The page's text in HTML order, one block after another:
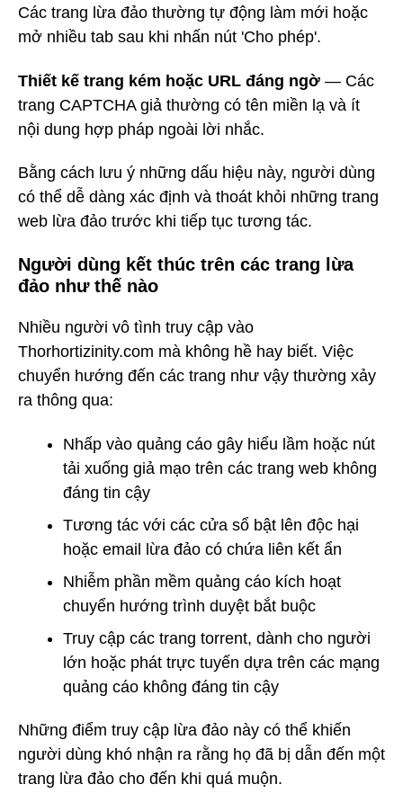
Các trang lừa đảo thường tự động làm mới hoặc
mở nhiều tab sau khi nhấn nút 'Cho phép'.
Thiết kế trang kém hoặc URL đáng ngờ — Các
trang CAPTCHA giả thường có tên miền lạ và ít
nội dung hợp pháp ngoài lời nhắc.
Bằng cách lưu ý những dấu hiệu này, người dùng
có thể dễ dàng xác định và thoát khỏi những trang
web lừa đảo trước khi tiếp tục tương tác.
Người dùng kết thúc trên các trang lừa
đảo như thế nào
Nhiều người vô tình truy cập vào
Thorhortizinity.com mà không hề hay biết. Việc
chuyển hướng đến các trang như vậy thường xảy
ra thông qua:
Nhấp vào quảng cáo gây hiểu lầm hoặc nút
tải xuống giả mạo trên các trang web không
đáng tin cậy
Tương tác với các cửa sổ bật lên độc hại
hoặc email lừa đảo có chứa liên kết ẩn
Nhiễm phần mềm quảng cáo kích hoạt
chuyển hướng trình duyệt bắt buộc
Truy cập các trang torrent, dành cho người
lớn hoặc phát trực tuyến dựa trên các mạng
quảng cáo không đáng tin cậy
Những điểm truy cập lừa đảo này có thể khiến
người dùng khó nhận ra rằng họ đã bị dẫn đến một
trang lừa đảo cho đến khi quá muộn.